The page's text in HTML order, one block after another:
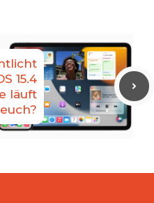
15.4
läuft